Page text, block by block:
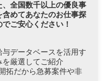
全国数千以上の優良事
めてあなたのお仕事探
でご安心ください！
与データベースを活用す
厳選してご紹介
拓だから急募案件や非